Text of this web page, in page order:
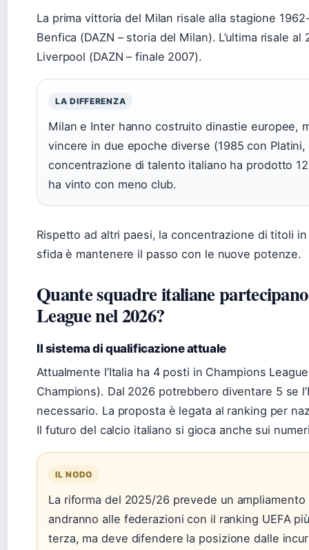
La prima vittoria del Milan risale alla stagione
Benfica (DAZN – storia del Milan). L’ultima risale
Liverpool (DAZN – finale 2007).
LA DIFFERENZA
Milan e Inter hanno costruito dinastie europee,
vincere in due epoche diverse (1985 con
concentrazione di talento italiano ha prodotto
ha vinto con meno club.
Rispetto ad altri paesi, la concentrazione di titoli
sfida è mantenere il passo con le nuove potenze.
Quante squadre italiane
League nel 2026?
Il sistema di qualificazione attuale
Attualmente l’Italia ha 4 posti in Champions
Champions). Dal 2026 potrebbero diventare 5 se
necessario. La proposta è legata al ranking per
Il futuro del calcio italiano si gioca anche sui
IL NODO
La riforma del 2025/26 prevede un
andranno alle federazioni con il ranking UEFA
terza, ma deve difendere la posizione dalle